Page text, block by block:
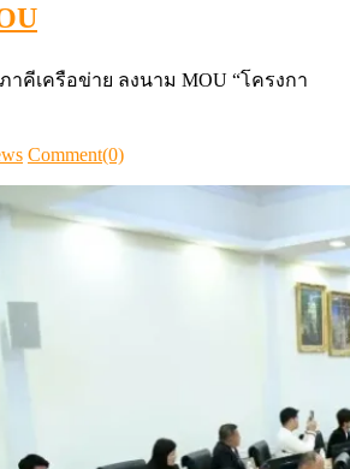
าคีเครือข่าย ลงนาม MOU “โครงกา
Comment(0)